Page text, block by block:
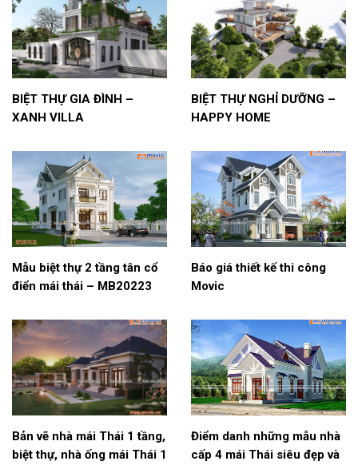
BIỆT THỰ GIA ĐÌNH –
XANH VILLA
BIỆT THỰ NGHỈ DƯỠNG –
HAPPY HOME
Mẫu biệt thự 2 tầng tân cổ
điển mái thái – MB20223
Báo giá thiết kế thi công
Movic
Bản vẽ nhà mái Thái 1 tầng,
biệt thự, nhà ống mái Thái 1
Điểm danh những mẫu nhà
cấp 4 mái Thái siêu đẹp và